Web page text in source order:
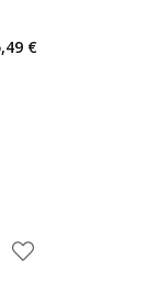
nuolaida
€